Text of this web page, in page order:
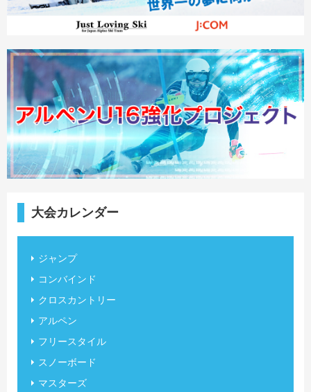
大会カレンダー
ジャンプ
コンバインド
クロスカントリー
アルペン
フリースタイル
スノーボード
マスターズ